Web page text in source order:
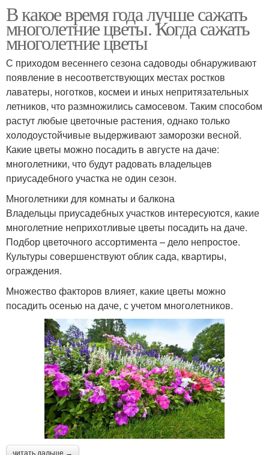
В какое время года лучше сажать
многолетние цветы. Когда сажать
многолетние цветы
С приходом весеннего сезона садоводы обнаруживают
появление в несоответствующих местах ростков
лаватеры, ноготков, космеи и иных непритязательных
летников, что размножились самосевом. Таким способом
растут любые цветочные растения, однако только
холодоустойчивые выдерживают заморозки весной.
Какие цветы можно посадить в августе на даче:
многолетники, что будут радовать владельцев
приусадебного участка не один сезон.
Многолетники для комнаты и балкона
Владельцы приусадебных участков интересуются, какие
многолетние неприхотливые цветы посадить на даче.
Подбор цветочного ассортимента – дело непростое.
Культуры совершенствуют облик сада, квартиры,
ограждения.
Множество факторов влияет, какие цветы можно
посадить осенью на даче, с учетом многолетников.
читать дальше →